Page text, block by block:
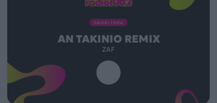
ΠΑΙΖΕΙ ΤΩΡΑ
ΑΝ TAKINIO REMIX
ZAF